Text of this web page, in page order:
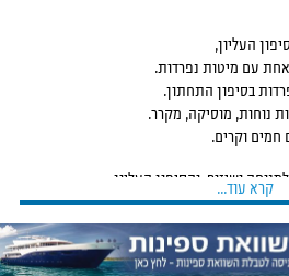
נוחות, מוסיקה, מקרר.
חמים וקרים.
ושיזוף, והסיפון העליון
וצפייה בכוכבים.
קרא עוד...